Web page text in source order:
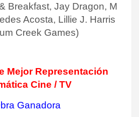
Breakfast, Jay Dragon, M
Acosta, Lillie J. Harris
Creek Games)
Mejor Representación
Cine / TV
Ganadora